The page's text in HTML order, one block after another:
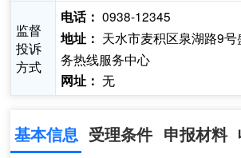
监督
投诉
方式
电话： 0938-12345
地址： 天水市麦积区泉湖路9
务热线服务中心
网址： 无
基本信息 受理条件 申报材料